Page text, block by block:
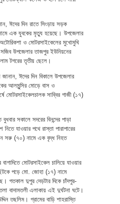
ঈদের দিন রাতে সিংড়ায় সড়ক
এক যুবকের মৃত্যু হয়েছে। উপজেলার
ও মোটরসাইকেলের মুখোমুখি
উপজেলার তাজপুর ইউনিয়নের
টগরের তৃতীয় ছেলে।
ঈদের দিন বিকালে উপজেলার
আলমুন্সির মোড়ে বাস ও
মোটরসাইকেলচালক সাব্বির গাজী (১৭)
সকালে সদরের বিনন্দের পাড়া
যাওয়ার পথে রাস্তা পারাপারের
সরু (৭০) নামে এক বৃদ্ধ নিহত
বাগাদিতে মোটরসাইকেল চালিয়ে যাওয়ার
পড়ে মো. জোহা (১৭) নামে
গতকাল দুপুর দেড়টার দিকে চাঁদপুর-
বাদামতলী এলাকায় এই দুর্ঘটনা ঘটে।
তছলিম। গ্রামের বাড়ি শাহরাস্তি